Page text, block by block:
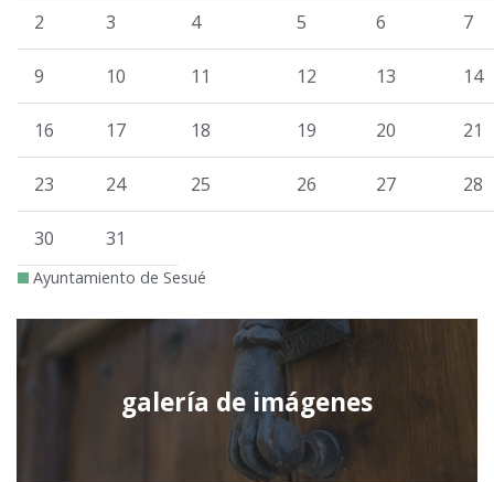
2 3 4 5 6 7
9 10 11 12 13 14
16 17 18 19 20 21
23 24 25 26 27 28
30 31
Ayuntamiento de Sesué
galería de imágenes